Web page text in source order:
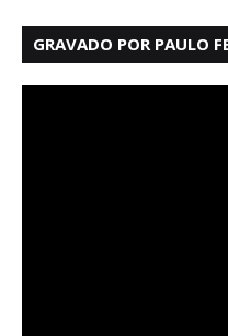
GRAVADO POR PAULO